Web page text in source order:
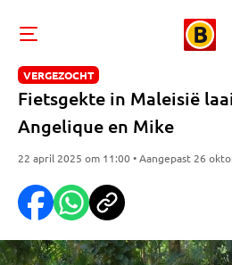
VERGEZOCHT
Fietsgekte in Maleisië
Angelique en Mike
22 april 2025 om 11:00 • Aangepast 26